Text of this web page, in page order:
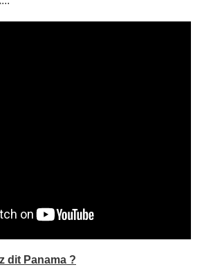
dit Panama ?